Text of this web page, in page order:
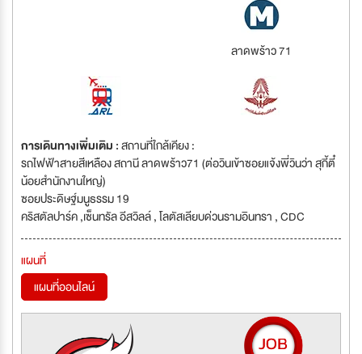
ลาดพร้าว 71
การเดินทางเพิ่มเติม :สถานที่ใกล้เคียง :
รถไฟฟ้าสายสีเหลือง สถานี ลาดพร้าว71 (ต่อวินเข้าซอยแจ้งพี่วินว่า สุกี้ตี๋
น้อยสำนักงานใหญ่)
ซอยประดิษฐ์มนูธรรม 19
คริสตัลปาร์ค ,เซ็นทรัล อีสวิลล์ , โลตัสเลียบด่วนรามอินทรา , CDC
แผนที่
แผนที่ออนไลน์